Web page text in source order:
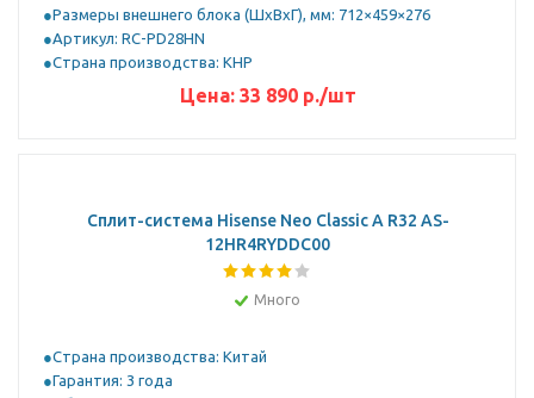
Размеры внешнего блока (ШхВхГ), мм: 712×459×276
Артикул: RC-PD28HN
Страна производства: КНР
Цена: 33 890р./шт
Сплит-система Hisense Neo Classic A R32 AS-
12HR4RYDDC00
Много
Страна производства: Китай
Гарантия: 3 года